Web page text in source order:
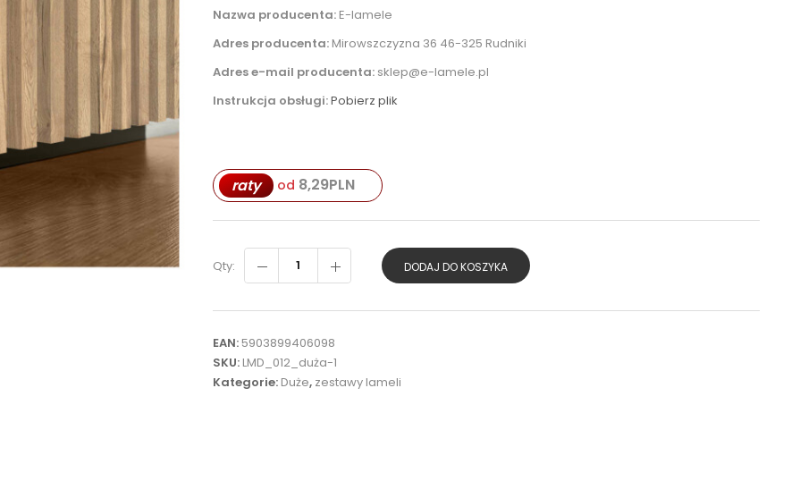
Nazwa producenta: E-lamele
Adres producenta: Mirowszczyzna 36 46-325 Rudniki
Adres e-mail producenta: sklep@e-lamele.pl
Instrukcja obsługi:Pobierz plik
raty od 8,29PLN
Qty: DODAJ DO KOSZYKA
EAN: 5903899406098
SKU: LMD_012_duża-1
Kategorie: Duże, zestawy lameli